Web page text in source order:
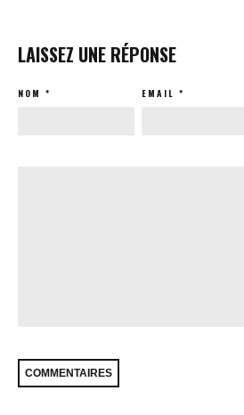
LAISSEZ UNE RÉPONSE
NOM * EMAIL *